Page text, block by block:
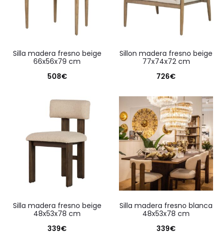
silla madera fresno beige
66x56x79 cm
508€
sillon madera fresno beige
77x74x72 cm
726€
silla madera fresno beige
48x53x78 cm
339€
silla madera fresno blanca
48x53x78 cm
339€